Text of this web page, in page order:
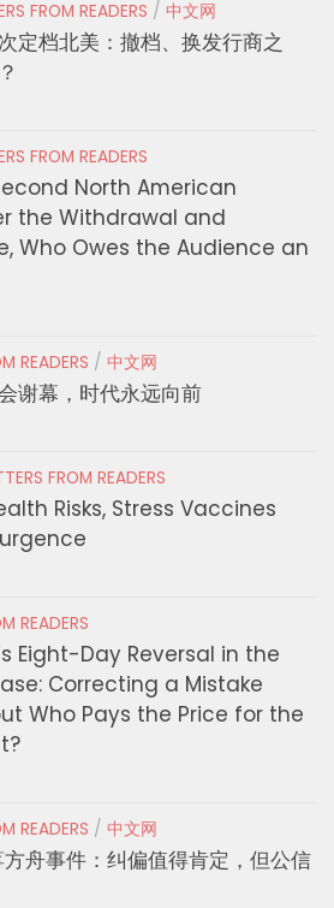
FROM READERS / 中文网
定档北美：撤档、换发行商之
FROM READERS
North American
the Withdrawal and
Who Owes the Audience an
READERS / 中文网
谢幕，时代永远向前
FROM READERS
Risks, Stress Vaccines
READERS
Eight-Day Reversal in the
Correcting a Mistake
Who Pays the Price for the
READERS / 中文网
方舟事件：纠偏值得肯定，但公信